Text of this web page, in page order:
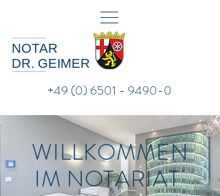
+49 (0) 6501 - 9490-0
NOTAR
DR. GEIMER
WILLKOMMEN
IM NOTARIAT